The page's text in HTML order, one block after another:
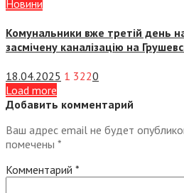
Новини
Комунальники вже третій день
засмічену каналізацію на
18.04.2025 1 3220
Load more
Добавить комментарий
Ваш адрес email не будет
помечены *
Комментарий *